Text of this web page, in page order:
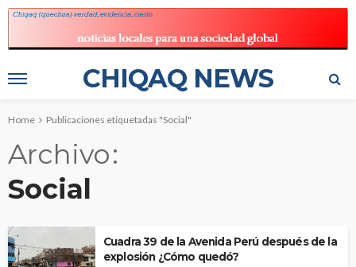
CHIQAQ NEWS
Home Publicaciones etiquetadas "Social"
Archivo
Social
Cuadra 39 de la Avenida Perú después de la
explosión ¿Cómo quedó?